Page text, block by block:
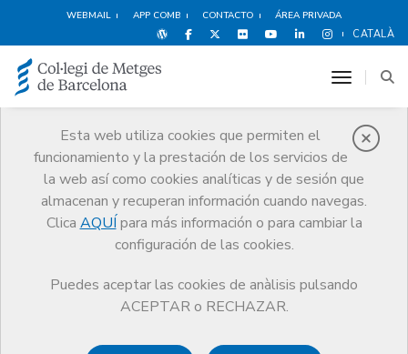
WEBMAIL APP COMB CONTACTO ÁREA PRIVADA
CATALÀ
Esta web utiliza cookies que permiten el
funcionamiento y la prestación de los servicios de
la web así como cookies analíticas y de sesión que
almacenan y recuperan información cuando navegas.
Clica AQUÍ para más información o para cambiar la
configuración de las cookies.
Puedes aceptar las cookies de anàlisis pulsando
ACEPTAR o RECHAZAR.
toggle
Noticias
Comunicación
Noticias
“Más médicas: una oportunidad de cambio”, el artículo de la
vicepresidenta del CoMB en el diario Ara (24/03/19)